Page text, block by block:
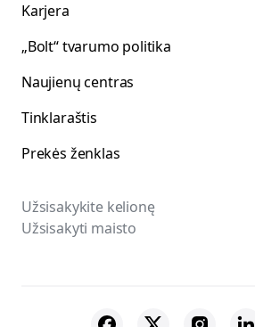
Karjera
„Bolt“ tvarumo politika
Naujienų centras
Tinklaraštis
Prekės ženklas
Užsisakykite kelionę
Užsisakyti maisto